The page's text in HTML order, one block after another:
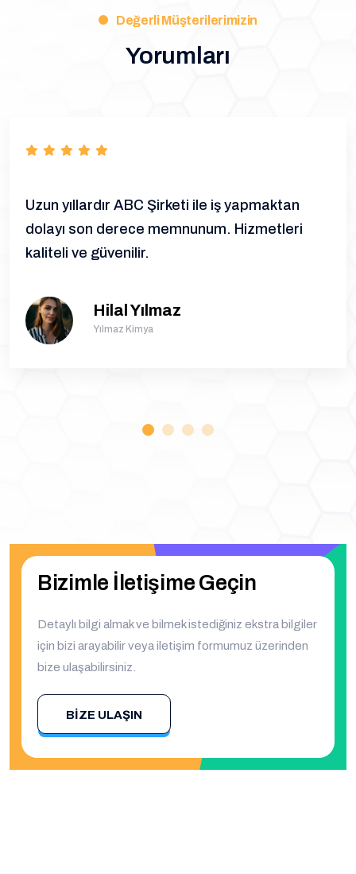
Değerli Müşterilerimizin
Yorumları
Uzun yıllardır ABC Şirketi ile iş yapmaktan
dolayı son derece memnunum. Hizmetleri
kaliteli ve güvenilir.
Hilal Yılmaz
Yılmaz Kimya
Bizimle İletişime Geçin
Detaylı bilgi almak ve bilmek istediğiniz ekstra bilgiler
için bizi arayabilir veya iletişim formumuz üzerinden
bize ulaşabilirsiniz.
BIZE ULAŞIN